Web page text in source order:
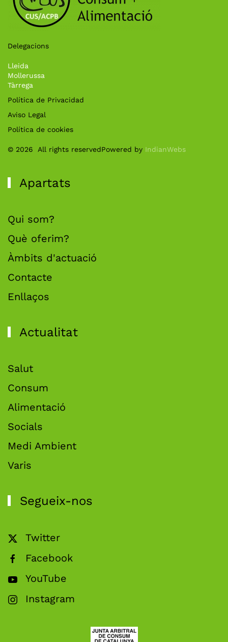
Delegacions
Lleida
Mollerussa
Tàrrega
Política de Privacidad
Aviso Legal
Política de cookies
© 2026 All rights reservedPowered by IndianWebs
Apartats
Qui som?
Què oferim?
Àmbits d'actuació
Contacte
Enllaços
Actualitat
Salut
Consum
Alimentació
Socials
Medi Ambient
Varis
Segueix-nos
Twitter
Facebook
YouTube
Instagram